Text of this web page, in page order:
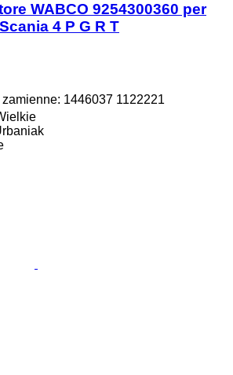
WABCO 9254300360 per
4 P G R T
1446037 1122221